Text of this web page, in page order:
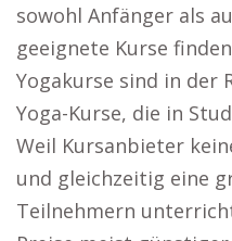
sowohl Anfänger als
geeignete Kurse
Yogakurse sind in der
Yoga-Kurse, die in
Weil Kursanbieter
und gleichzeitig eine
Teilnehmern